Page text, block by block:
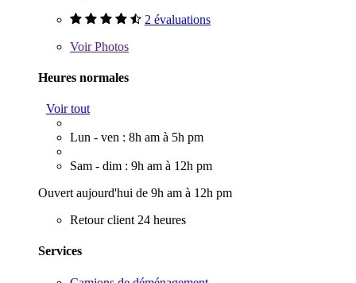
2 évaluations
VoirPhotos
Heures normales
Voir tout
Lun - ven : 8h am à 5h pm
Sam - dim : 9h am à 12h pm
Ouvert aujourd'hui de 9h am à 12h pm
Retour client 24 heures
Services